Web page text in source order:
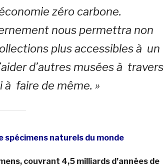
zéro carbone.
nous permettra non
plus accessibles à un
d’autres musées à travers
à faire de même. »
spécimens naturels du monde
couvrant 4,5 milliards d’années de